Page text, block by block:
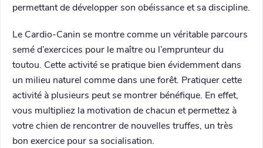
permettant de développer son obéissance et sa discipline.
Le Cardio-Canin se montre comme un véritable parcours
semé d’exercices pour le maître ou l’emprunteur du
toutou. Cette activité se pratique bien évidemment dans
un milieu naturel comme dans une forêt. Pratiquer cette
activité à plusieurs peut se montrer bénéfique. En effet,
vous multipliez la motivation de chacun et permettez à
votre chien de rencontrer de nouvelles truffes, un très
bon exercice pour sa socialisation.